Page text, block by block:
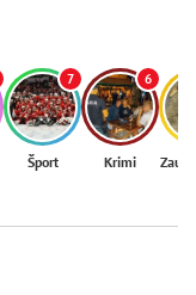
7
Šport
6
Krimi